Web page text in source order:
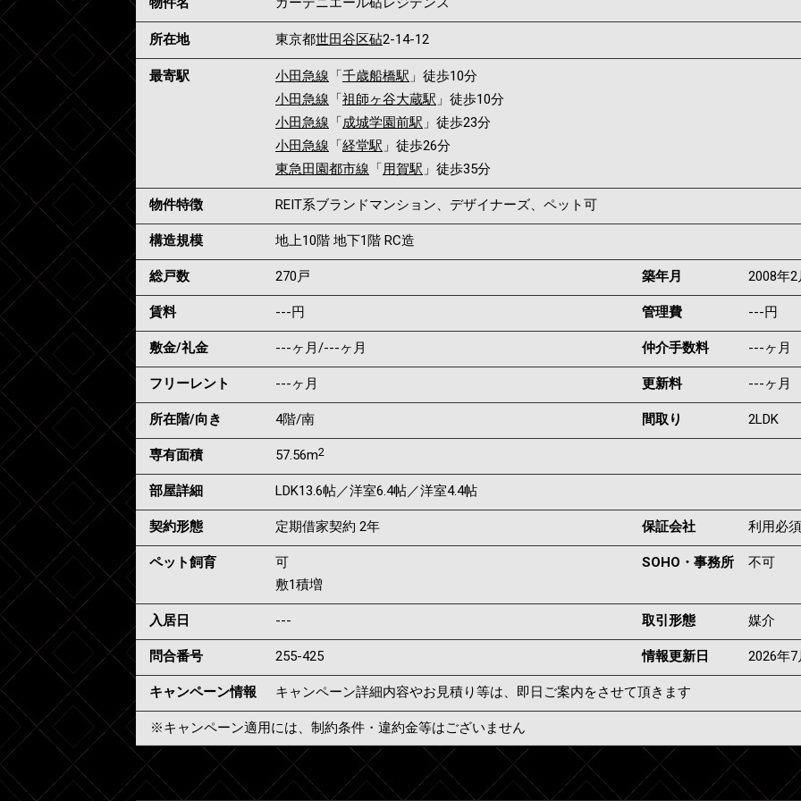
所在地 東京都世田谷区砧2-14-12
最寄駅 小田急線 「千歳船橋駅 」徒歩10分
小田急線 「祖師ヶ谷大蔵駅 」徒歩10分
小田急線 「成城学園前駅 」徒歩23分
小田急線 「経堂駅 」徒歩26分
東急田園都市線 「用賀駅 」徒歩35分
物件特徴 REIT系ブランドマンション、デザイナーズ、ペット可
構造規模 地上10階 地下1階 RC造
総戸数 270戸 築年月 2008年2
賃料 ---円 管理費 ---円
敷金/礼金 ---ヶ月/---ヶ月 仲介手数料 ---ヶ月
フリーレント ---ヶ月 更新料 ---ヶ月
所在階/向き 4階/南 間取り 2LDK
専有面積 57.56m2
部屋詳細 LDK13.6帖／洋室6.4帖／洋室4.4帖
契約形態 定期借家契約 2年 保証会社 利用必須
ペット飼育
可
敷1積増
SOHO・事務所 不可
入居日 --- 取引形態 媒介
問合番号 255-425 情報更新日 2026年
キャンペーン情報 キャンペーン詳細内容やお見積り等は、即日ご案内をさせて頂きます
※キャンペーン適用には、制約条件・違約金等はございません